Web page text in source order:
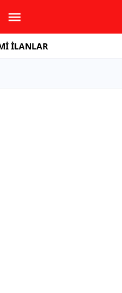
İLANLAR